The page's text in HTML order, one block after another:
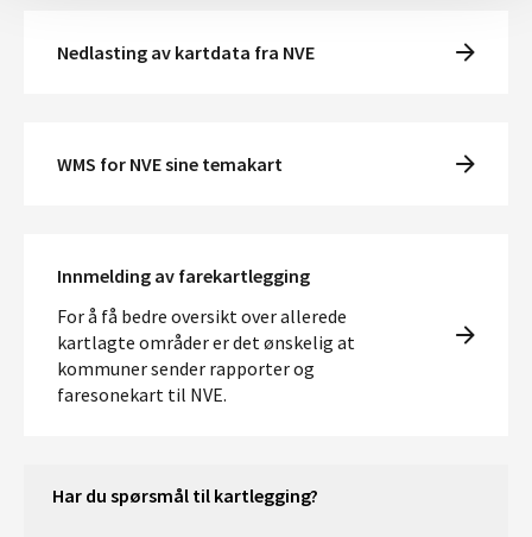
Nedlasting av kartdata fra NVE
WMS for NVE sine temakart
Innmelding av farekartlegging
For å få bedre oversikt over allerede
kartlagte områder er det ønskelig at
kommuner sender rapporter og
faresonekart til NVE.
Har du spørsmål til kartlegging?